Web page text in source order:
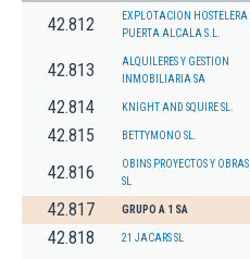
42.812
EXPLOTACION HOSTELERA
PUERTA ALCALA S.L.
42.813
ALQUILERES Y GESTION
INMOBILIARIA SA
42.814 KNIGHT AND SQUIRE SL.
42.815 BETTYMONO SL.
42.816
OBINS PROYECTOS Y OBRAS
SL
42.817 GRUPO A 1 SA
42.818 21 JACARS SL